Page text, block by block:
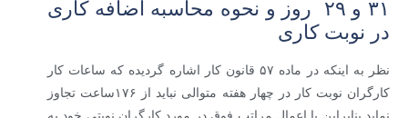
۳۱ و ۲۹ روز و نحوه محاسبه اضافه کاری
در نوبت کاری
نظر به اینکه در ماده ۵۷ قانون کار اشاره گردیده که ساعات کار
کارگران نوبت کار در چهار هفته متوالی نباید از ۱۷۶ساعت تجاوز
نماید بنابراین با اعمال مراتب فوق در مورد کارگران نوبتی خود به